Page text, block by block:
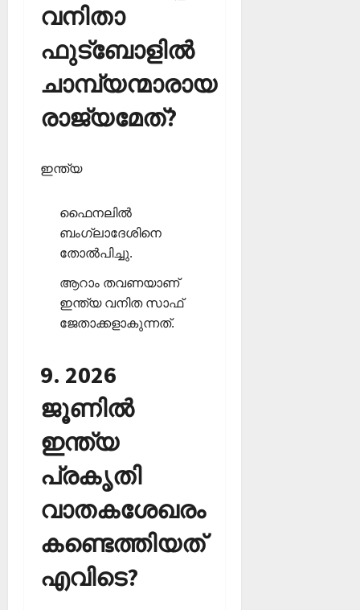
വനിതാ
ഫുട്‌ബോളില്‍
ചാമ്പ്യന്മാരായ
രാജ്യമേത്?
ഇന്ത്യ
ഫൈനലില്‍
ബംഗ്ലാദേശിനെ
തോല്‍പിച്ചു.
ആറാം തവണയാണ്
ഇന്ത്യ വനിത സാഫ്
ജേതാക്കളാകുന്നത്.
9. 2026
ജൂണില്‍
ഇന്ത്യ
പ്രകൃതി
വാതകശേഖരം
കണ്ടെത്തിയത്
എവിടെ?